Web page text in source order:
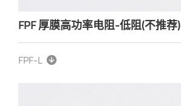
FPF 厚膜高功率电阻-低阻(不推荐)
FPF-L